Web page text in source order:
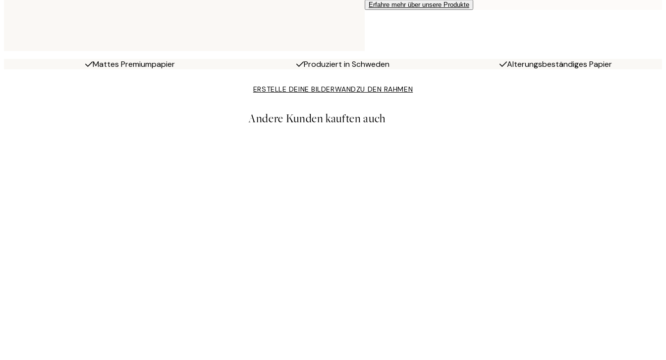
Erfahre mehr über unsere Produkte
Mattes Premiumpapier Produziert in Schweden Alterungsbeständiges Papier
ERSTELLE DEINE BILDERWANDZU DEN RAHMEN
Andere Kunden kauften auch